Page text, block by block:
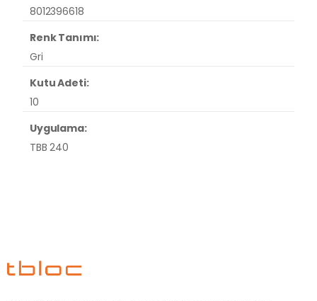
8012396618
Renk Tanımı:
Gri
Kutu Adeti:
10
Uygulama:
TBB 240